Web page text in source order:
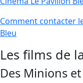
Comment contacter
Bleu
Les films de
Des Minions